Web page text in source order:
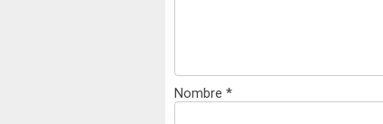
Nombre *